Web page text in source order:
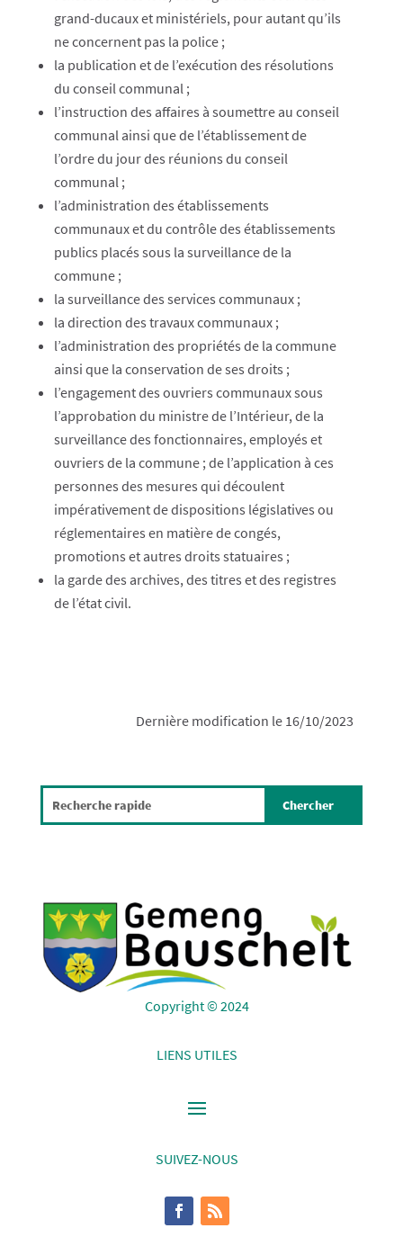
grand-ducaux et ministériels, pour autant qu’ils
ne concernent pas la police ;
la publication et de l’exécution des résolutions
du conseil communal ;
l’instruction des affaires à soumettre au conseil
communal ainsi que de l’établissement de
l’ordre du jour des réunions du conseil
communal ;
l’administration des établissements
communaux et du contrôle des établissements
publics placés sous la surveillance de la
commune ;
la surveillance des services communaux ;
la direction des travaux communaux ;
l’administration des propriétés de la commune
ainsi que la conservation de ses droits ;
l’engagement des ouvriers communaux sous
l’approbation du ministre de l’Intérieur, de la
surveillance des fonctionnaires, employés et
ouvriers de la commune ; de l’application à ces
personnes des mesures qui découlent
impérativement de dispositions législatives ou
réglementaires en matière de congés,
promotions et autres droits statuaires ;
la garde des archives, des titres et des registres
de l’état civil.
Dernière modification le 16/10/2023
Copyright © 2024
LIENS UTILES
SUIVEZ-NOUS